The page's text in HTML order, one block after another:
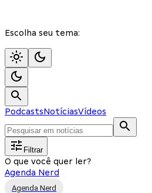
Escolha seu tema:
PodcastsNotíciasVídeos
Filtrar
O que você quer ler?
Agenda Nerd
Agenda Nerd